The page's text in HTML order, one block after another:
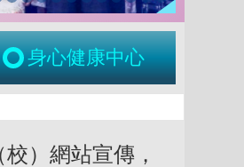
身心健康中心
）網站宣傳，